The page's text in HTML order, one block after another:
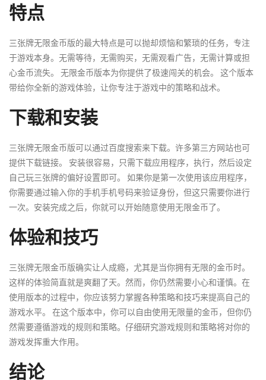
特点
三张牌无限金币版的最大特点是可以抛却烦恼和繁琐的任务，专注
于游戏本身。无需等待，无需购买，无需观看广告，无需计算或担
心金币流失。 无限金币版本为你提供了极速闯关的机会。 这个版本
带给你全新的游戏体验，让你专注于游戏中的策略和战术。
下载和安装
三张牌无限金币版可以通过百度搜索来下载。许多第三方网站也可
提供下载链接。 安装很容易，只需下载应用程序，执行，然后设定
自己玩三张牌的偏好设置即可。 如果你是第一次使用该应用程序，
你需要通过输入你的手机手机号码来验证身份，但这只需要你进行
一次。安装完成之后，你就可以开始随意使用无限金币了。
体验和技巧
三张牌无限金币版确实让人成瘾，尤其是当你拥有无限的金币时。
这样的体验简直就是爽翻了天。然而，你仍然需要小心和谨慎。在
使用版本的过程中，你应该努力掌握各种策略和技巧来提高自己的
游戏水平。 在这个版本中，你可以自由使用无限量的金币，但你仍
然需要遵循游戏的规则和策略。仔细研究游戏规则和策略将对你的
游戏发挥重大作用。
结论